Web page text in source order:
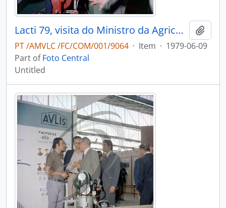
Lacti 79, visita do Ministro da Agricultura e Pescas e do Governador Civil de Aveiro
PT /AMVLC /FC/COM/001/9064 · Item · 1979-06-09
Part ofFoto Central
Untitled